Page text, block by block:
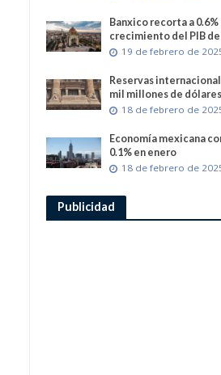
Banxico recorta a
crecimiento del PIB
19 de febrero de
Reservas
mil millones de dólares
18 de febrero de
Economía mexicana
0.1% en enero
18 de febrero de
Publicidad